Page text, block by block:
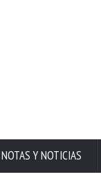
NOTAS Y NOTICIAS